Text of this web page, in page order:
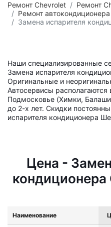
Ремонт Chevrolet
Ремонт
Ремонт
Замена испарителя
Наши специализированные
Замена испарителя
Оригинальные и
Автосервисы
Подмосковье (Химки,
до 2-х лет. Скидки
испарителя кондиционера
Цена -
кондиционера
Наименование